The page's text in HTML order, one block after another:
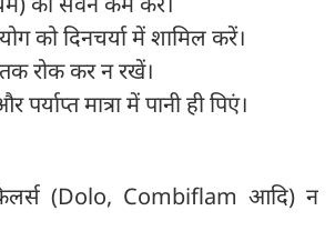
को दिनचर्या में शामिल करें।
रोक कर न रखें।
मात्रा में पानी ही पिएं।
(Dolo, Combiflam आदि) न